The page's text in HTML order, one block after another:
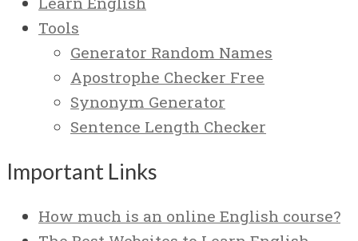
Tools
Generator Random Names
Apostrophe Checker Free
Synonym Generator
Sentence Length Checker
Important Links
How much is an online English course?